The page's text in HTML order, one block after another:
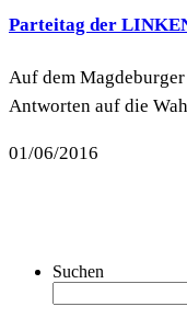
Parteitag der
Auf dem
Antworten auf die
01/06/2016
Suchen